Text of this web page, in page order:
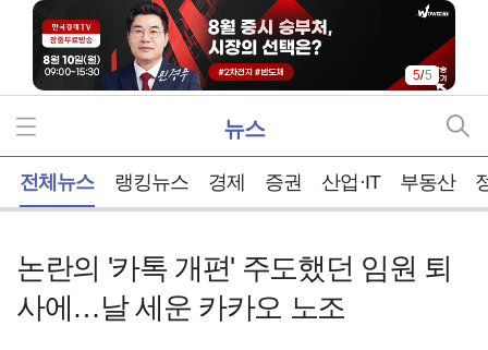
5/5
뉴스
전체뉴스 랭킹뉴스 경제 증권 산업·IT 부동산
논란의 '카톡 개편' 주도했던 임원 퇴
사에…날 세운 카카오 노조